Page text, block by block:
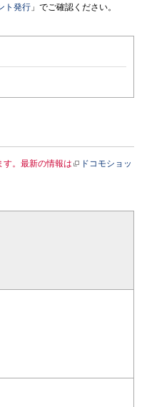
ト発行 」でご確認ください。
す。最新の情報は
ドコモショッ